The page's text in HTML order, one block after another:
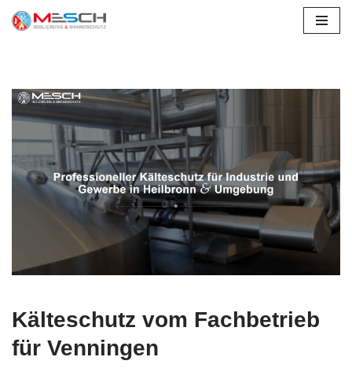
Kälteschutz vom Fachbetrieb
für Venningen